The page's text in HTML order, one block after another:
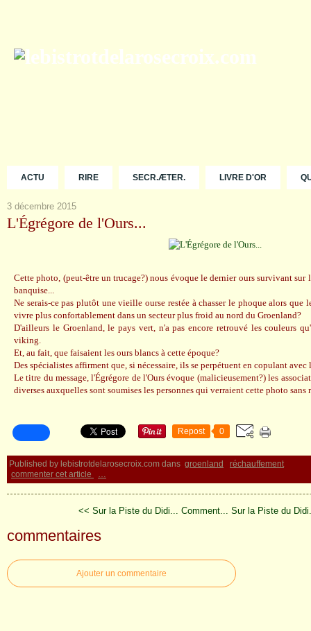
ACTU RIRE SECR.ÆTER. LIVRE D'OR
3 décembre 2015
L'Égrégore de l'Ours...
Cette photo, (peut-être un trucage?) nous évoque le dernier ours survivant sur
banquise...
Ne serais-ce pas plutôt une vieille ourse restée à chasser le phoque alors que
vivre plus confortablement dans un secteur plus froid au nord du Groenland?
D'ailleurs le Groenland, le pays vert, n'a pas encore retrouvé les couleurs
viking.
Et, au fait, que faisaient les ours blancs à cette époque?
Des spécialistes affirment que, si nécessaire, ils se perpétuent en copulant avec
Le titre du message, l'Égrégore de l'Ours évoque (malicieusement?) les
diverses auxquelles sont soumises les personnes qui verraient cette photo sans
Repost 0
Published by lebistrotdelarosecroix.com dans groenland
réchauffement
commenter cet article
…
<< Sur la Piste du Didi... Comment... Sur la Piste du
commentaires
Ajouter un commentaire